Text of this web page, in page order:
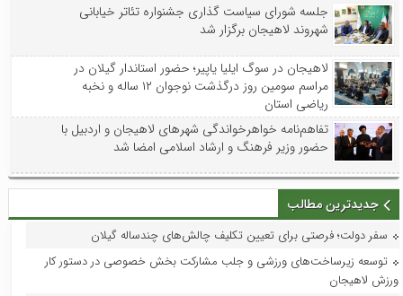
جلسه شورای سیاست گذاری جشنواره تئاتر خیابانی
شهروند لاهیجان برگزار شد
لاهیجان در سوگ ایلیا یاپیر؛ حضور استاندار گیلان در
مراسم سومین روز درگذشت نوجوان ۱۲ ساله و نخبه
ریاضی استان
تفاهم‌نامه خواهرخواندگی شهرهای لاهیجان و اردبیل با
حضور وزیر فرهنگ و ارشاد اسلامی امضا شد
جدیدترین مطالب
سفر دولت؛ فرصتی برای تعیین تکلیف چالش‌های چندساله گیلان
توسعه زیرساخت‌های ورزشی و جلب مشارکت بخش خصوصی در دستور کار
ورزش لاهیجان